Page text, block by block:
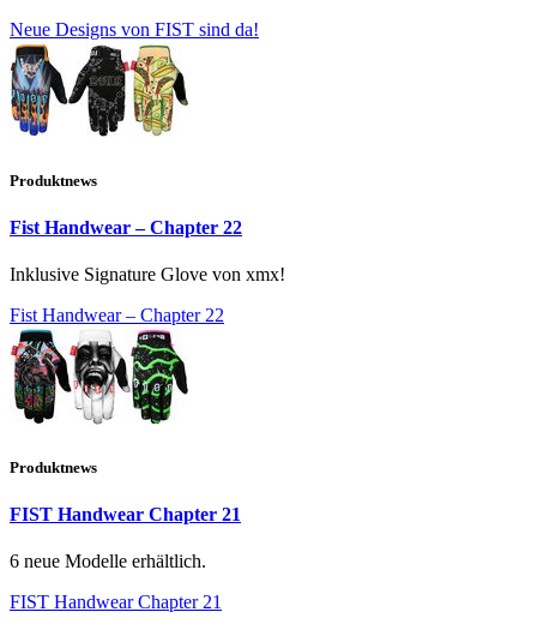
Neue Designs von FIST sind da!
Produktnews
Fist Handwear – Chapter 22
Inklusive Signature Glove von xmx!
Fist Handwear – Chapter 22
Produktnews
FIST Handwear Chapter 21
6 neue Modelle erhältlich.
FIST Handwear Chapter 21